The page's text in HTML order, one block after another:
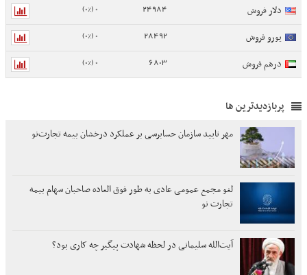
دلار فروش 24984
0 (0%)
یورو فروش 28492
0 (0%)
درهم فروش 6803
0 (0%)
پربازدیدترین ها
مهر تایید سازمان حسابرسی بر عملکرد درخشان بیمه تجارت‌نو
لغو مجمع عمومی عادی به طور فوق العاده صاحبان سهام بیمه
تجارت نو
آیت‌الله سلیمانی در لحظه شهادت پیگیر چه کاری بود؟